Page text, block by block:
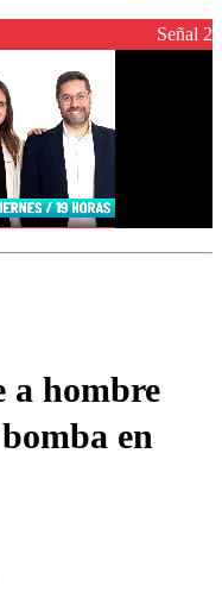
Señal 2
a hombre
en